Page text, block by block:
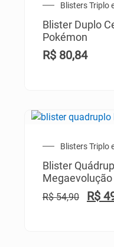
Blisters Triplo
Blister Duplo
Pokémon
R$ 80,84
Blisters Triplo
Blister
R$54,90 R$